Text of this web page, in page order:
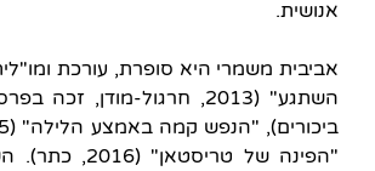
אנושית.
אביבית משמרי היא סופרת, עורכת
השתגע" (2013, חרגול-מודן,
"הפינה של